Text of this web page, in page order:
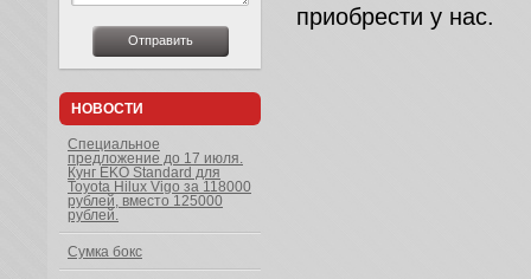
приобрести у нас.
НОВОСТИ
Специальное
предложение до 17 июля.
Кунг EKO Standard для
Toyota Hilux Vigo за 118000
рублей, вместо 125000
рублей.
Сумка бокс